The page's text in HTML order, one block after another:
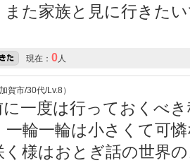
また家族と見に行きた
現在： 0 人
賀市/30代/Lv.8）
一度は行っておくべ
一輪一輪は小さくて可
様はおとぎ話の世界